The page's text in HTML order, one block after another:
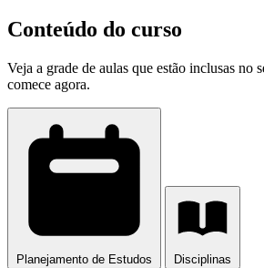
Conteúdo do curso
Veja a grade de aulas que estão inclusas no
comece agora.
Planejamento de Estudos Disciplinas